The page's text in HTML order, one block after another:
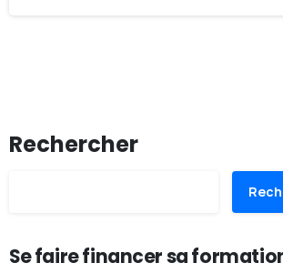
Rechercher
Se faire financer sa